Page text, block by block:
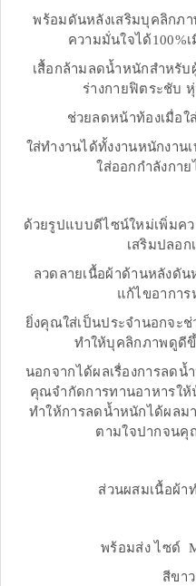
พร้อมดันหลังเสริมบุคลิกภ
ความมั่นใจได้100%
เสื้อกล้ามลดน้ำหนักสำหรั
ร่างกายฟิตระชับ
ช่วยลดหน้าท้องเมื่อใ
ใส่ทำงานได้ทั้งงานหนักงา
ใส่ออกกำลังกา
ด้วยรูปแบบดีไซน์ใหม่เพิ่มค
เสริมปลอก
ลวดลายเนื้อผ้าด้านหลังดัน
แก้ไขอาการ
ยิ่งคุณใส่เป็นประจำนอกจะช่
ทำให้บุคลิกภาพดูดี
นอกจากได้ผลเรื่องการลดน้
คุณจำกัดการทานอาหารให้
ทำให้การลดน้ำหนักได้ผลม
ตามใจปากจนคุ
ส่วนผสมเนื้อผ้า
พร้อมส่ง ไซด์
สีขา